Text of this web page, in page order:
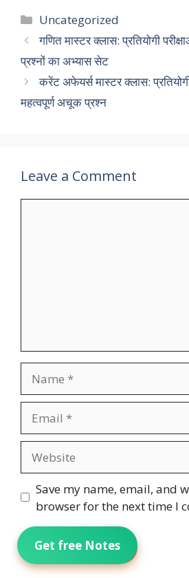
Get free Notes
e
b
o
o
k
to
d
o
n
ai
l e
Categories
Uncategorized
गणित मास्टर क्लास: प्रतियोगी
प्रश्नों का अभ्यास सेट
करेंट अफेयर्स मास्टर क्लास:
महत्वपूर्ण अचूक प्रश्न
Leave a Comment
Save my name, email, and
browser for the next time I